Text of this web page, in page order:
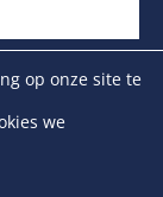
Rechten
op onze site te
we